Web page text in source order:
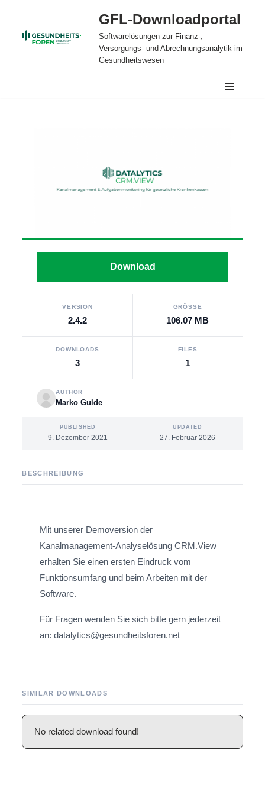
Zum
GFL-Downloadportal
Softwarelösungen zur Finanz-,
Versorgungs- und Abrechnungsanalytik im
Gesundheitswesen
Download
VERSION
2.4.2
GRÖSSE
106.07 MB
DOWNLOADS
3
FILES
1
AUTHOR
Marko Gulde
PUBLISHED
9. Dezember 2021
UPDATED
27. Februar 2026
BESCHREIBUNG
Mit unserer Demoversion der
Kanalmanagement-Analyselösung CRM.View
erhalten Sie einen ersten Eindruck vom
Funktionsumfang und beim Arbeiten mit der
Software.
Für Fragen wenden Sie sich bitte gern jederzeit
an: datalytics@gesundheitsforen.net
SIMILAR DOWNLOADS
No related download found!